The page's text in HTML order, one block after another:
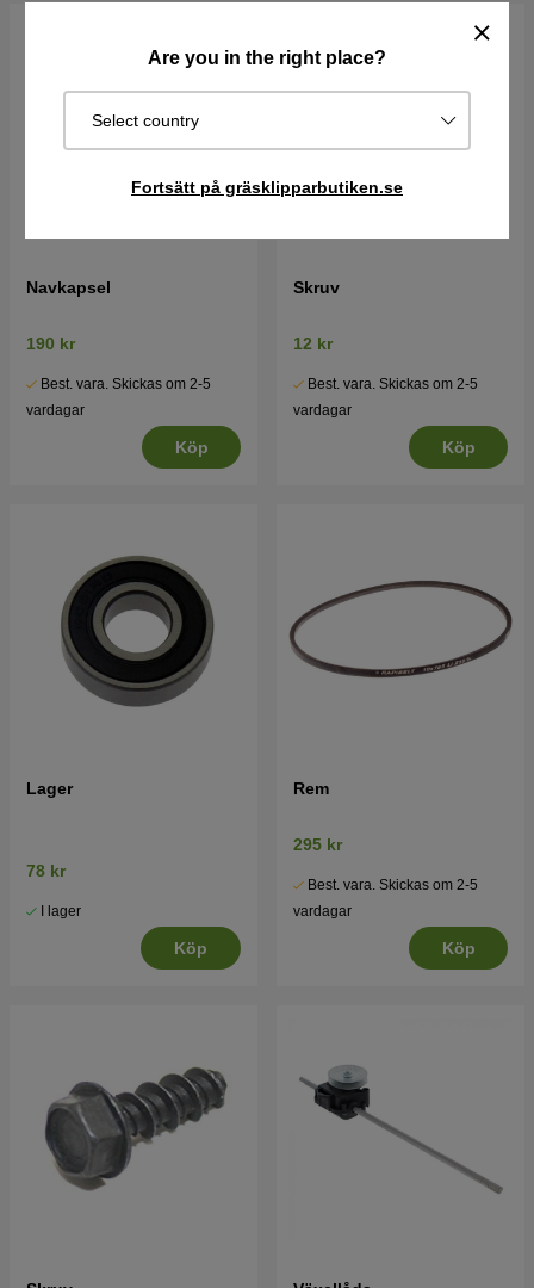
Are you in the right place?
Select country
Fortsätt på gräsklipparbutiken.se
Navkapsel
190 kr
Best. vara. Skickas om 2-5
vardagar
Köp
Skruv
12 kr
Best. vara. Skickas om 2-5
vardagar
Köp
Lager
78 kr
I lager
Köp
Rem
295 kr
Best. vara. Skickas om 2-5
vardagar
Köp